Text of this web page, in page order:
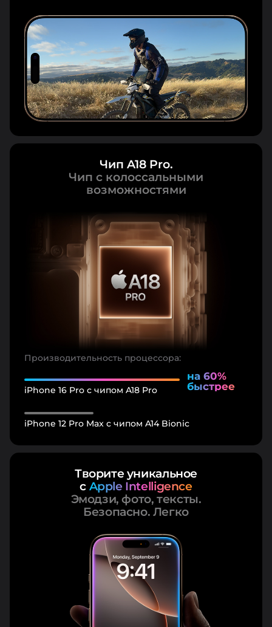
Чип A18 Pro.
Чип с колоссальными
возможностями
Производительность процессора:
iPhone 16 Pro с чипом A18 Pro
на 60%
быстрее
iPhone 12 Pro Max с чипом A14 Bionic
Творите уникальное
с Apple Intelligence
Эмодзи, фото, тексты.
Безопасно. Легко